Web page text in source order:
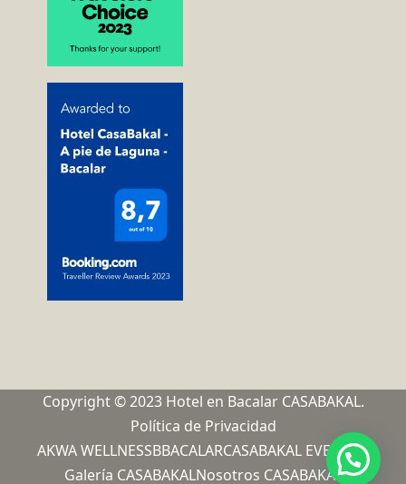
Copyright © 2023 Hotel en Bacalar CASABAKAL.
Política de Privacidad
AKWA WELLNESSBBACALARCASABAKAL EVENTOS
Galería CASABAKALNosotros CASABAKAL